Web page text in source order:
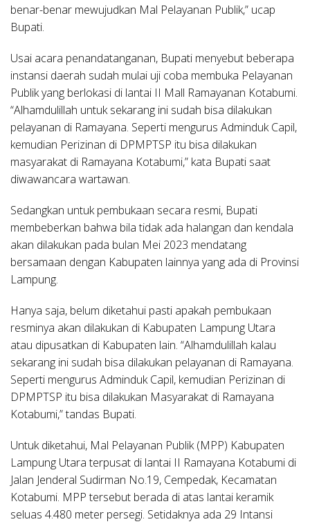
benar-benar mewujudkan Mal Pelayanan Publik,” ucap
Bupati.
Usai acara penandatanganan, Bupati menyebut beberapa
instansi daerah sudah mulai uji coba membuka Pelayanan
Publik yang berlokasi di lantai II Mall Ramayanan Kotabumi.
“Alhamdulillah untuk sekarang ini sudah bisa dilakukan
pelayanan di Ramayana. Seperti mengurus Adminduk Capil,
kemudian Perizinan di DPMPTSP itu bisa dilakukan
masyarakat di Ramayana Kotabumi,” kata Bupati saat
diwawancara wartawan.
Sedangkan untuk pembukaan secara resmi, Bupati
membeberkan bahwa bila tidak ada halangan dan kendala
akan dilakukan pada bulan Mei 2023 mendatang
bersamaan dengan Kabupaten lainnya yang ada di Provinsi
Lampung.
Hanya saja, belum diketahui pasti apakah pembukaan
resminya akan dilakukan di Kabupaten Lampung Utara
atau dipusatkan di Kabupaten lain. “Alhamdulillah kalau
sekarang ini sudah bisa dilakukan pelayanan di Ramayana.
Seperti mengurus Adminduk Capil, kemudian Perizinan di
DPMPTSP itu bisa dilakukan Masyarakat di Ramayana
Kotabumi,” tandas Bupati.
Untuk diketahui, Mal Pelayanan Publik (MPP) Kabupaten
Lampung Utara terpusat di lantai II Ramayana Kotabumi di
Jalan Jenderal Sudirman No.19, Cempedak, Kecamatan
Kotabumi. MPP tersebut berada di atas lantai keramik
seluas 4.480 meter persegi. Setidaknya ada 29 Intansi